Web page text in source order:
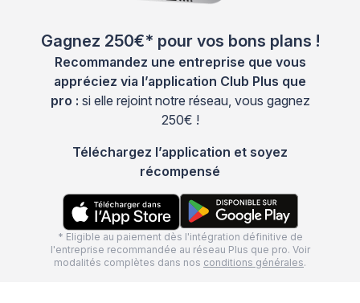
Gagnez 250€* pour vos bons plans !
Recommandez une entreprise que vous
appréciez via l’application Club Plus que
pro : si elle rejoint notre réseau, vous gagnez
250€ !
Téléchargez l’application et soyez
récompensé
* Eligible au paiement dès l'intégration définitive de
l'entreprise recommandée au réseau Plus que pro. Voir
modalités complètes dans nos conditions générales.